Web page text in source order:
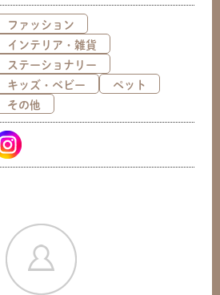
ファッション
インテリア・雑貨
ステーショナリー
キッズ・ベビー
ペット
その他
共有方法を選択